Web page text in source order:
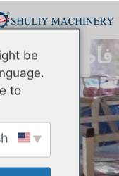
فاصل ذبابة
be
to: